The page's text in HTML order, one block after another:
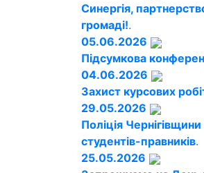
Синергія,
громаді!.
05.06.2026
Підсумкова
04.06.2026
Захист курсових
29.05.2026
Поліція
студентів-правників.
25.05.2026